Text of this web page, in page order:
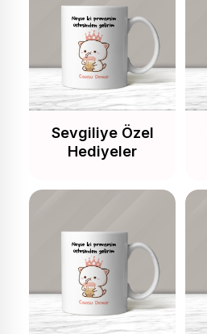
Sevgiliye Özel
Hediyeler